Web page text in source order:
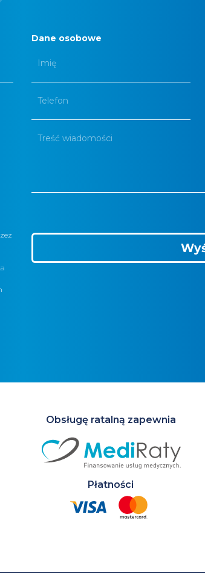
Dane osobowe
Obsługę ratalną zapewnia
Płatności